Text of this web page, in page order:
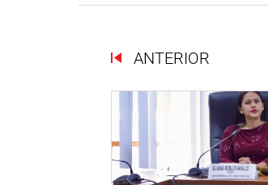
ANTERIOR